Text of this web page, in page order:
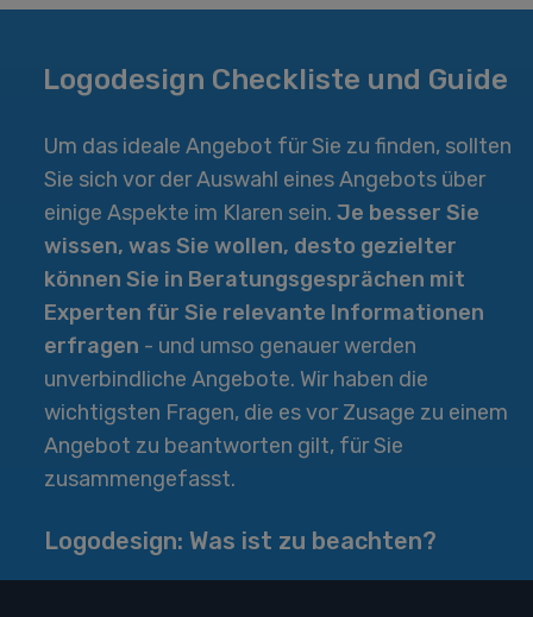
Logodesign Checkliste und Guide
Um das ideale Angebot für Sie zu finden, sollten
Sie sich vor der Auswahl eines Angebots über
einige Aspekte im Klaren sein. Je besser Sie
wissen, was Sie wollen, desto gezielter
können Sie in Beratungs­gesprächen mit
Experten für Sie relevante Informationen
erfragen - und umso genauer werden
unverbindliche Angebote. Wir haben die
wichtigsten Fragen, die es vor Zusage zu einem
Angebot zu beantworten gilt, für Sie
zusammengefasst.
Logodesign: Was ist zu beachten?